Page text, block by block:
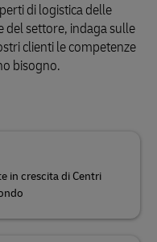
di logistica delle
del settore, indaga sulle
clienti le competenze
bisogno.
in crescita di Centri